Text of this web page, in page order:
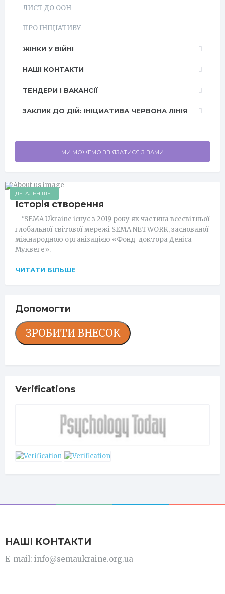
ЛИСТ ДО ООН
ПРО ІНІЦІАТИВУ
ЖІНКИ У ВІЙНІ
НАШІ КОНТАКТИ
ТЕНДЕРИ І ВАКАНСІЇ
ЗАКЛИК ДО ДІЙ: ІНІЦИАТИВА ЧЕРВОНА ЛІНІЯ
МИ МОЖЕМО ЗВ'ЯЗАТИСЯ З ВАМИ
ДЕТАЛЬНІШЕ...
Історія створення
– "SEMA Ukraine існує з 2019 року як частина всесвітньої
глобальної світової мережі SEMA NETWORK, заснованої
міжнародною організацією «Фонд доктора Деніса
Муквеге».
ЧИТАТИ БІЛЬШЕ
Допомогти
ЗРОБИТИ ВНЕСОК
Verifications
НАШІ КОНТАКТИ
E-mail: info@semaukraine.org.ua